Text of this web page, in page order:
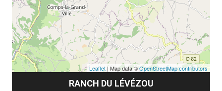
RANCH DU LÉVÉZOU
Leaflet | Map data ©OpenStreetMap contributors